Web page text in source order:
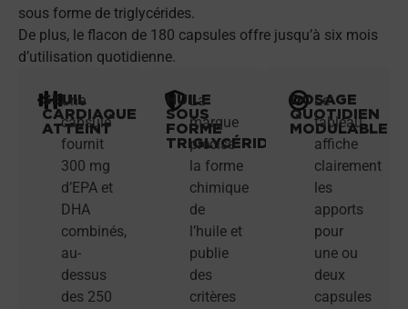
sous forme de triglycérides.
De plus, le flacon de 180 capsules offre jusqu’à six mois
d’utilisation quotidienne.
SEUIL
CARDIAQUE
ATTEINT
Une
capsule
fournit
300 mg
d’EPA et
DHA
combinés,
au-
dessus
des 250
HUILE
SOUS
FORME
TRIGLYCÉRIDE
La
marque
précise
la forme
chimique
de
l’huile et
publie
des
critères
DOSAGE
QUOTIDIEN
MODULABLE
Le
tableau
affiche
clairement
les
apports
pour
une ou
deux
capsules